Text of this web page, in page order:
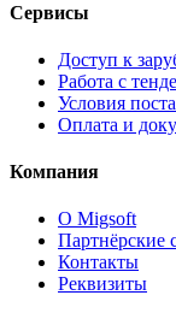
Сервисы
Доступ к
Работа с
Условия
Оплата и
Компания
О Migsoft
Партнёрские
Контакты
Реквизиты